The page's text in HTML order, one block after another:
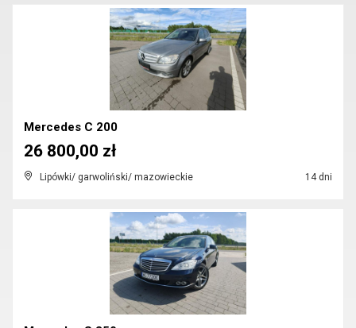
Mercedes C 200
Lipówki/ garwoliński/ mazowieckie 14 dni
26 800,00 zł